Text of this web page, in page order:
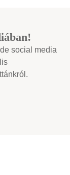
social media